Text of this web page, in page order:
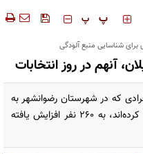
‍‍‍ پ پ
آنهم در روز انتخابات
که در شهرستان رضوانشهر به
دلیل مسمومیت به مراکز درمانی مراجعه کرده‌اند، به ۲۶۰ نفر افزایش یافته